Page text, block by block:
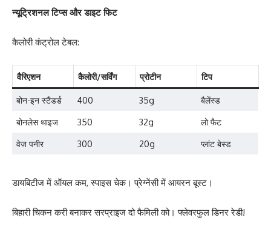
न्यूट्रिशनल टिप्स और डाइट फिट
कैलोरी कंट्रोल टेबल:
वैरिएशन कैलोरी/सर्विंग प्रोटीन टिप
बोन-इन स्टैंडर्ड 400 35g
बैलेंस्ड
बोनलेस थाइज
350 32g
लो फैट
वेज पनीर
300 20g प्लांट बेस्ड
डायबिटीज में ऑयल कम, स्पाइस चेक। प्रेग्नेंसी में आयरन बूस्ट।
बिहारी चिकन करी बनाकर सरप्राइज दो फैमिली को। फ्लेवरफुल डिनर रेडी!